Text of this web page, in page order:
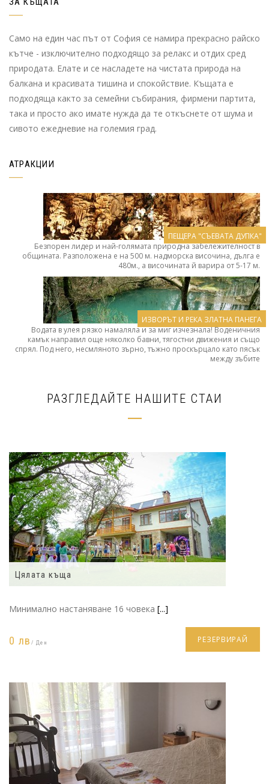
Само на един час път от София се намира прекрасно райско
кътче - изключително подходящо за релакс и отдих сред
природата. Елате и се насладете на чистата природа на
балкана и красивата тишина и спокойствие. Къщата е
подходяща както за семейни събирания, фирмени партита,
така и просто ако имате нужда да те откъснете от шума и
сивото ежедневие на големия град.
АТРАКЦИИ
ПЕЩЕРА "СЪЕВАТА ДУПКА"
Безпорен лидер и най-голямата природна забележителност в
общината. Разположена е на 500 м. надморска височина, дълга е
480м., а височината й варира от 5-17 м.
ИЗВОРЪТ И РЕКА ЗЛАТНА ПАНЕГА
Водата в улея рязко намаляла и за миг изчезнала! Воденичния
камък направил още няколко бавни, тягостни движения и също
спрял. Под него, несмляното зърно, тъжно проскърцало като пясък
между зъбите
РАЗГЛЕДАЙТЕ НАШИТЕ СТАИ
Цялата къща
Минимално настаняване 16 човека [...]
0 лв / Ден РЕЗЕРВИРАЙ